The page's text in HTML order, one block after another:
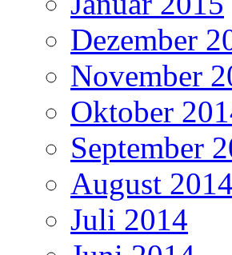
Dezember
November
Oktober
September
August 2014
Juli 2014